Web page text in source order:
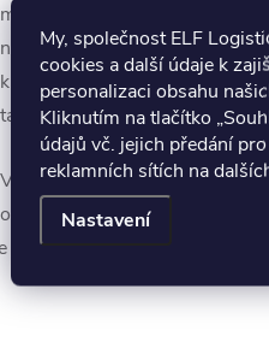
My, společnost ELF
cookies a další údaje k
personalizaci obsahu
Kliknutím na tlačítko
údajů vč. jejich předání
reklamních sítích na
Nastavení
membránovým systémem,
nežádoucí stopy. Po vyčkání
křemíku, díky kterému budou
tak schopna zastat dvojí
V březnu 2019 plánujeme
obsahovat i výživnou
dodáte přirozený lesk.